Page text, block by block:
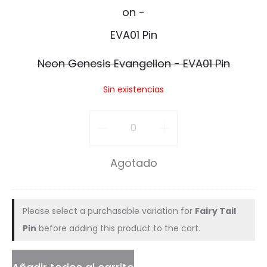
n
G
n
e
s
E
v
a
Neon Genesis Evangelion - EVA01 Pin
Sin existencias
Evangelion
-
EVA01
Pin
cantidad
Agotado
Please select a purchasable variation for Fairy Tail
Pin before adding this product to the cart.